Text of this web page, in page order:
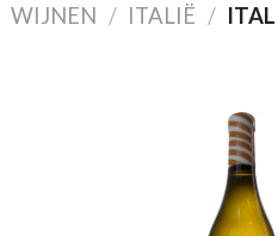
WIJNEN / ITALIË /